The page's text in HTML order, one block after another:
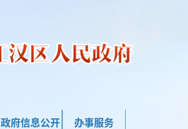
政府信息公开 办事服务